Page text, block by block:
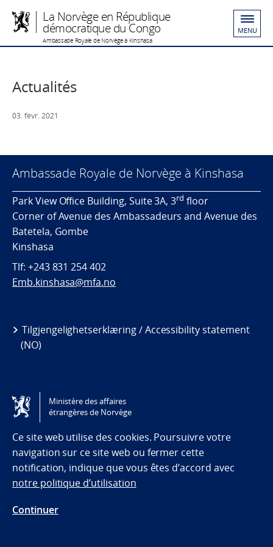
La Norvège en République
démocratique du Congo
Ambassade Royale de Norvège à Kinshasa
MENU
Actualités
03. févr. 2021
Ambassade Royale de Norvège à Kinshasa
Park View Office Building, Suite 3A, 3rd floor
Corner of Avenue des Ambassadeurs and Avenue des
Batetela, Gombe
Kinshasa
Tlf: +243 831 254 402
Emb.kinshasa@mfa.no
Tilgjengelighetserklæring / Accessibility statement
(NO)
Ministère des affaires
étrangères de Norvège
Ce site web utilise des cookies. Poursuivre votre
navigation sur ce site web ou fermer cette
notification, indique que vous êtes d’accord avec
notre politique d’utilisation
Continuer